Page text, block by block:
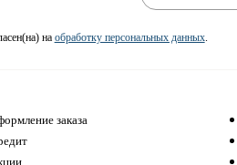
на обработку персональных данных.
заказа